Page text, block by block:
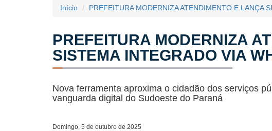
Início PREFEITURA MODERNIZA ATENDIMENTO E LANÇA
PREFEITURA MODERNIZA
SISTEMA INTEGRADO VIA
Nova ferramenta aproxima o cidadão dos serviços
vanguarda digital do Sudoeste do Paraná
Domingo, 5 de outubro de 2025